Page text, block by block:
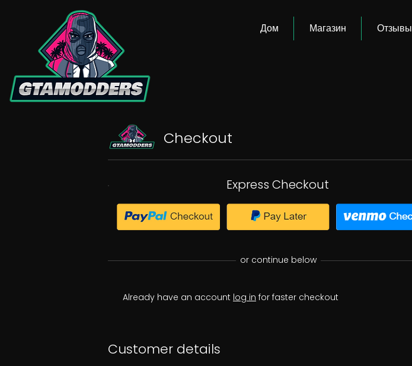
Дом Магазин Отзывы
Checkout
Express Checkout
or continue below
Already have an account log in for faster checkout
Customer details